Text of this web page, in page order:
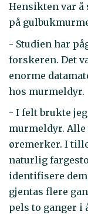
Hensikten var å
på
- Studien har
forskeren. Det
enorme
hos murmeldyr.
- I felt brukte
murmeldyr.
øremerker. I
naturlig
identifisere dem
gjentas flere
pels to ganger i